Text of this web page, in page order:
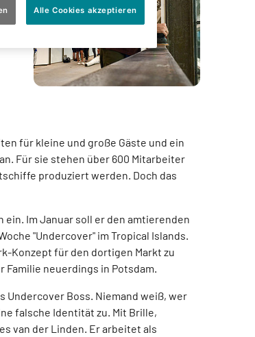
für kleine und große Gäste und ein
Für sie stehen über 600 Mitarbeiter
produziert werden. Doch das
ein. Im Januar soll er den amtierenden
"Undercover" im Tropical Islands.
Konzept für den dortigen Markt zu
neuerdings in Potsdam.
Undercover Boss. Niemand weiß, wer
falsche Identität zu. Mit Brille,
van der Linden. Er arbeitet als
Alle Cookies akzeptieren